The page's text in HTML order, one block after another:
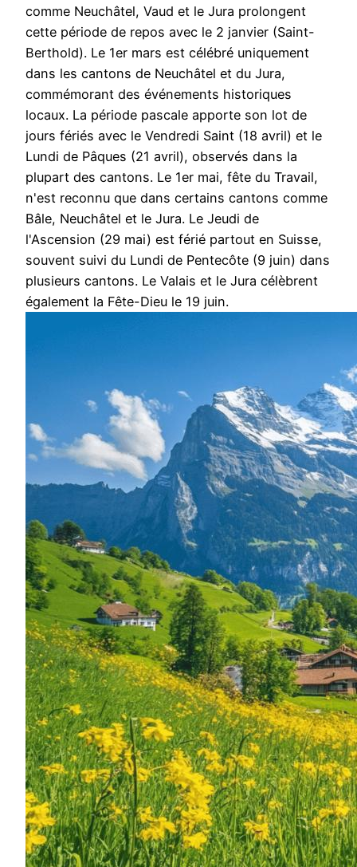
comme Neuchâtel, Vaud et le Jura prolongent
cette période de repos avec le 2 janvier (Saint-
Berthold). Le 1er mars est célébré uniquement
dans les cantons de Neuchâtel et du Jura,
commémorant des événements historiques
locaux. La période pascale apporte son lot de
jours fériés avec le Vendredi Saint (18 avril) et le
Lundi de Pâques (21 avril), observés dans la
plupart des cantons. Le 1er mai, fête du Travail,
n'est reconnu que dans certains cantons comme
Bâle, Neuchâtel et le Jura. Le Jeudi de
l'Ascension (29 mai) est férié partout en Suisse,
souvent suivi du Lundi de Pentecôte (9 juin) dans
plusieurs cantons. Le Valais et le Jura célèbrent
également la Fête-Dieu le 19 juin.